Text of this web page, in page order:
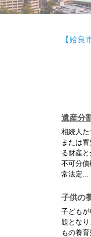
【姶
遺産分
相続人
または
る財産
不可分
常法定...
子供の
子ども
題となり
もの養